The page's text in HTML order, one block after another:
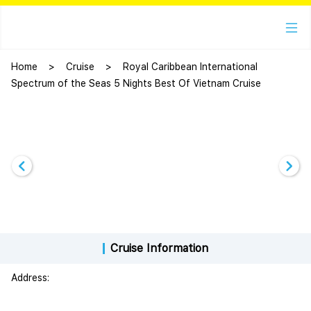
Home > Cruise >
Royal Caribbean International
Spectrum of the Seas 5 Nights Best Of Vietnam Cruise
Cruise Information
Address: